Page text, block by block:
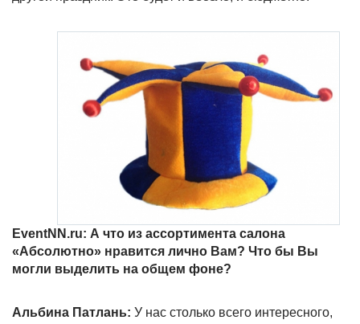
EventNN.ru: А что из ассортимента салона
«Абсолютно» нравится лично Вам? Что бы Вы
могли выделить на общем фоне?
Альбина Патлань: У нас столько всего интересного,